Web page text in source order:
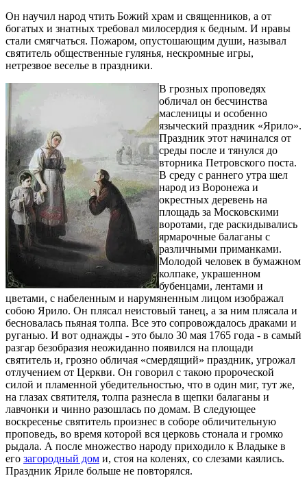
Он научил народ чтить Божий храм и священников, а от
богатых и знатных требовал милосердия к бедным. И нравы
стали смягчаться. Пожаром, опустошающим души, называл
святитель общественные гулянья, нескромные игры,
нетрезвое веселье в праздники.
В грозных проповедях
обличал он бесчинства
масленицы и особенно
языческий праздник «Ярило».
Праздник этот начинался от
среды после и тянулся до
вторника Петровского поста.
В среду с раннего утра шел
народ из Воронежа и
окрестных деревень на
площадь за Московскими
воротами, где раскидывались
ярмарочные балаганы с
различными приманками.
Молодой человек в бумажном
колпаке, украшенном
бубенцами, лентами и
цветами, с набеленным и нарумяненным лицом изображал
собою Ярило. Он плясал неистовый танец, а за ним плясала и
бесновалась пьяная толпа. Все это сопровождалось драками и
руганью. И вот однажды - это было 30 мая 1765 года - в самый
разгар безобразия неожиданно появился на площади
святитель и, грозно обличая «смердящий» праздник, угрожал
отлучением от Церкви. Он говорил с такою пророческой
силой и пламенной убедительностью, что в один миг, тут же,
на глазах святителя, толпа разнесла в щепки балаганы и
лавчонки и чинно разошлась по домам. В следующее
воскресенье святитель произнес в соборе обличительную
проповедь, во время которой вся церковь стонала и громко
рыдала. А после множество народу приходило к Владыке в
его загородный дом и, стоя на коленях, со слезами каялись.
Праздник Яриле больше не повторялся.